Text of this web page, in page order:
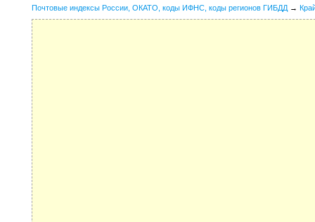
Почтовые индексы России, ОКАТО, коды ИФНС, коды регионов ГИБДД →